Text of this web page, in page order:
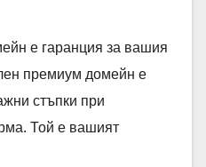
е гаранция за вашия
премиум домейн е
стъпки при
Той е вашият